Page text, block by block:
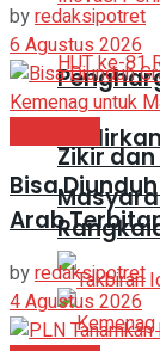
Zikir
byredaksipotret
6 Agustus 2026
Bisa
Arab
byredaksipotret
4 Agustus 2026